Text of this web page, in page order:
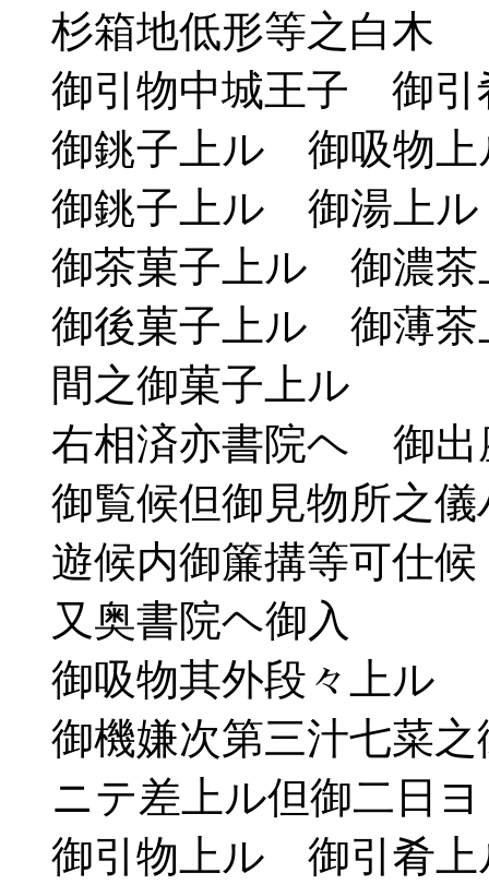
杉箱地低形等之白木
御引物中城王子 御引
御銚子上ル 御吸物上
御銚子上ル 御湯上ル
御茶菓子上ル 御濃茶
御後菓子上ル 御薄茶
間之御菓子上ル
右相済亦書院ヘ 御出
御覧候但御見物所之儀
遊候内御簾搆等可仕候
又奥書院ヘ御入
御吸物其外段々上ル
御機嫌次第三汁七菜之
ニテ差上ル但御二日
御引物上ル 御引肴上